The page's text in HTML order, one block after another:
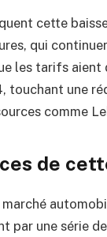
cette
qui
les tarifs
touchant une
comme
de
par une série de